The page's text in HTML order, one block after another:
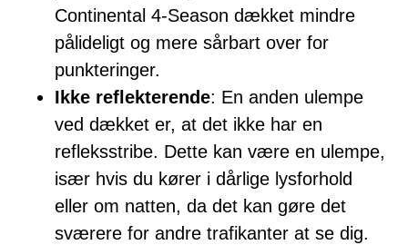
Continental 4-Season dækket mindre
pålideligt og mere sårbart over for
punkteringer.
Ikke reflekterende: En anden ulempe
ved dækket er, at det ikke har en
refleksstribe. Dette kan være en ulempe,
især hvis du kører i dårlige lysforhold
eller om natten, da det kan gøre det
sværere for andre trafikanter at se dig.